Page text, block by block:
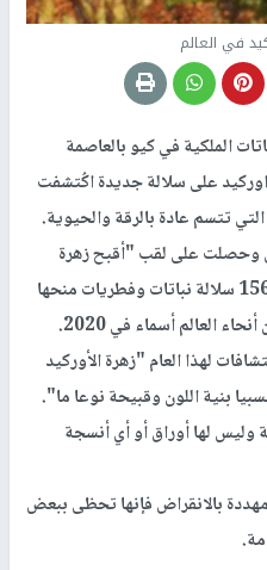
في العالم
الملكية في كيو بالعاصمة
على سلالة جديدة اكُتشفت
تتسم عادة بالرقة والحيوية.
وحصلت على لقب "أقبح زهرة
أوركيد في العالم"، وهي واحدة من 156 سلالة نباتات وفطريات منحها
العالم أسماء في 2020.
لهذا العام "زهرة الأوركيد
وليس لها أوراق أو أي أنسجة
بالانقراض فإنها تحظى ببعض